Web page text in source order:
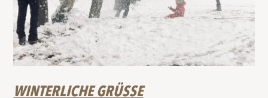
WINTERLICHE GRÜSSE